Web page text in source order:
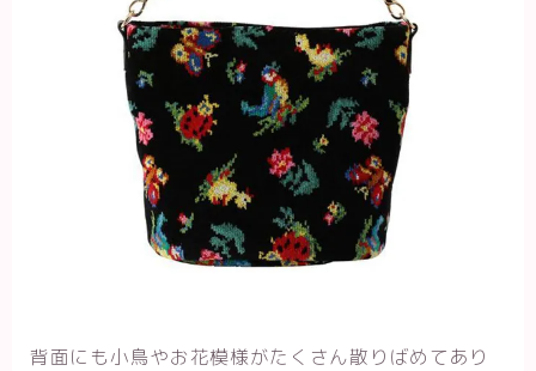
背面にも小鳥やお花模様がたくさん散りばめてあり